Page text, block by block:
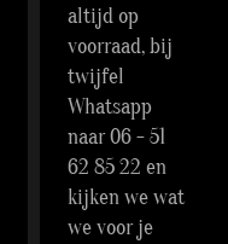
altijd op
voorraad, bij
twijfel
Whatsapp
naar 06 - 51
62 85 22 en
kijken we wat
we voor je